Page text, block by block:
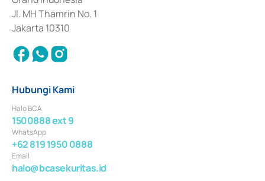
Jl. MH Thamrin No. 1
Jakarta 10310
Hubungi Kami
Halo BCA
1500888 ext 9
WhatsApp
+62 819 1950 0888
Email
halo@bcasekuritas.id